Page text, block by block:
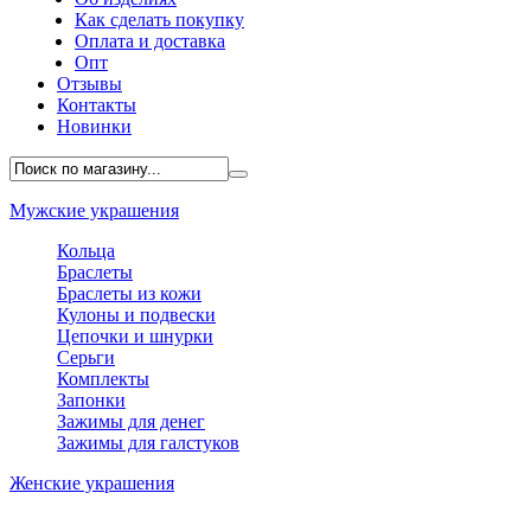
Как сделать покупку
Оплата и доставка
Опт
Отзывы
Контакты
Новинки
Мужские украшения
Кольца
Браслеты
Браслеты из кожи
Кулоны и подвески
Цепочки и шнурки
Серьги
Комплекты
Запонки
Зажимы для денег
Зажимы для галстуков
Женские украшения